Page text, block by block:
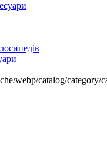
webp/catalog/category/